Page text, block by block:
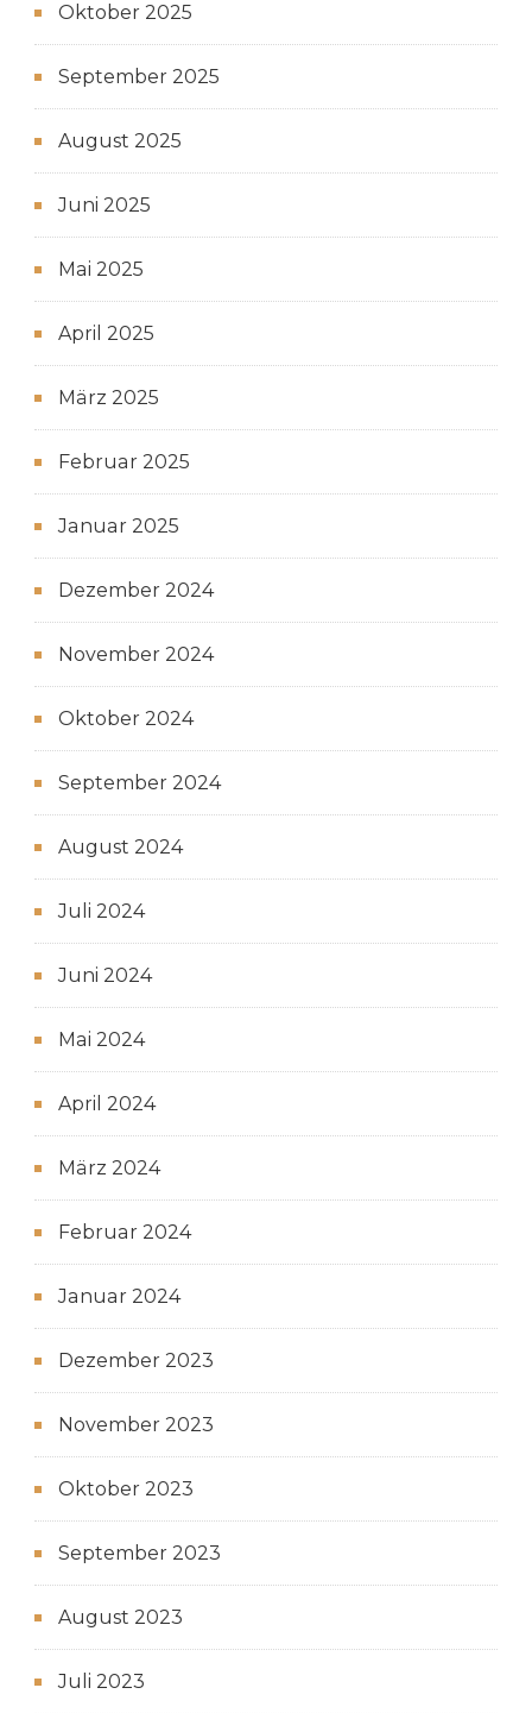
Oktober 2025
September 2025
August 2025
Juni 2025
Mai 2025
April 2025
März 2025
Februar 2025
Januar 2025
Dezember 2024
November 2024
Oktober 2024
September 2024
August 2024
Juli 2024
Juni 2024
Mai 2024
April 2024
März 2024
Februar 2024
Januar 2024
Dezember 2023
November 2023
Oktober 2023
September 2023
August 2023
Juli 2023